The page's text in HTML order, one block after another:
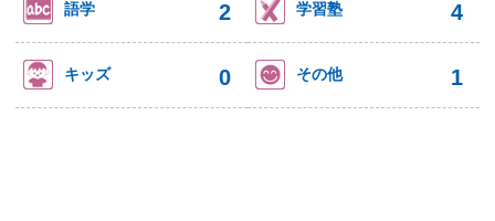
語学 2 学習塾 4
キッズ 0 その他 1